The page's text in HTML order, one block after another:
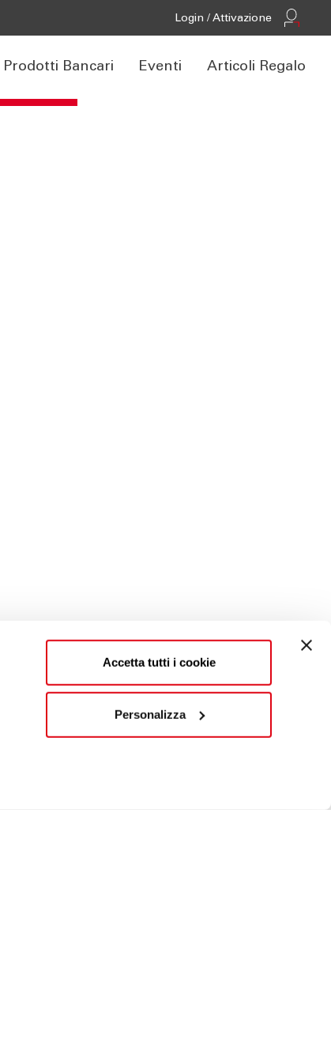
Accetta tutti i cookie
Personalizza
Login / Attivazione
Prodotti Bancari Eventi Articoli Regalo